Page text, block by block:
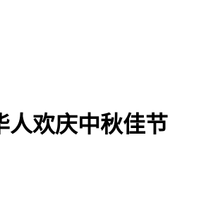
人欢庆中秋佳节